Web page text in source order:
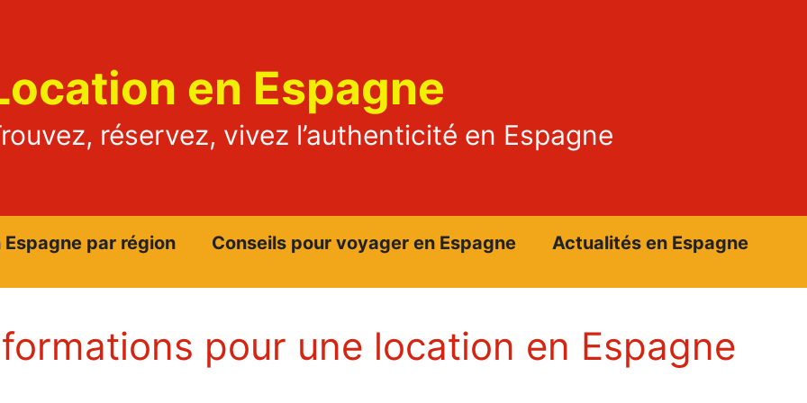
en Espagne
réservez, vivez l’authenticité en Espagne
par région Conseils pour voyager en Espagne Actualités en Espagne